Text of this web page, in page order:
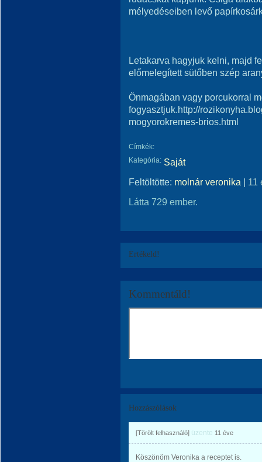
mélyedéseiben levő
Letakarva hagyjuk kelni, majd
előmelegített sütőben szép
Önmagában vagy porcukorral
fogyasztjuk.http://
mogyorokremes-brios.html
Címkék:
Kategória: Saját
Feltöltötte: molnár veronika | 11
Látta 729 ember.
Értékeld!
Kommentáld!
Hozzászólások
[Törölt felhasználó] üzente 11 éve
Köszönöm Veronika a receptet is.